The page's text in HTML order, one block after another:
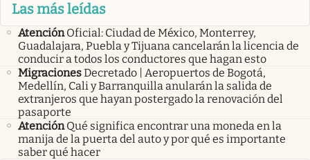
Las más leídas
Atención Oficial: Ciudad de México, Monterrey,
Guadalajara, Puebla y Tijuana cancelarán la licencia de
conducir a todos los conductores que hagan esto
MigracionesDecretado | Aeropuertos de Bogotá,
Medellín, Cali y Barranquilla anularán la salida de
extranjeros que hayan postergado la renovación del
pasaporte
Atención Qué significa encontrar una moneda en la
manija de la puerta del auto y por qué es importante
saber qué hacer